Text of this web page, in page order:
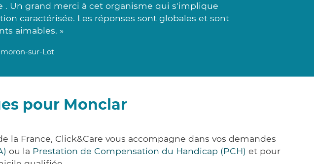
. Un grand merci à cet organisme qui s'implique
caractérisée. Les réponses sont globales et sont
aimables. »
sur-Lot
pour Monclar
France, Click&Care vous accompagne dans vos demandes
ou la Prestation de Compensation du Handicap (PCH) et pour